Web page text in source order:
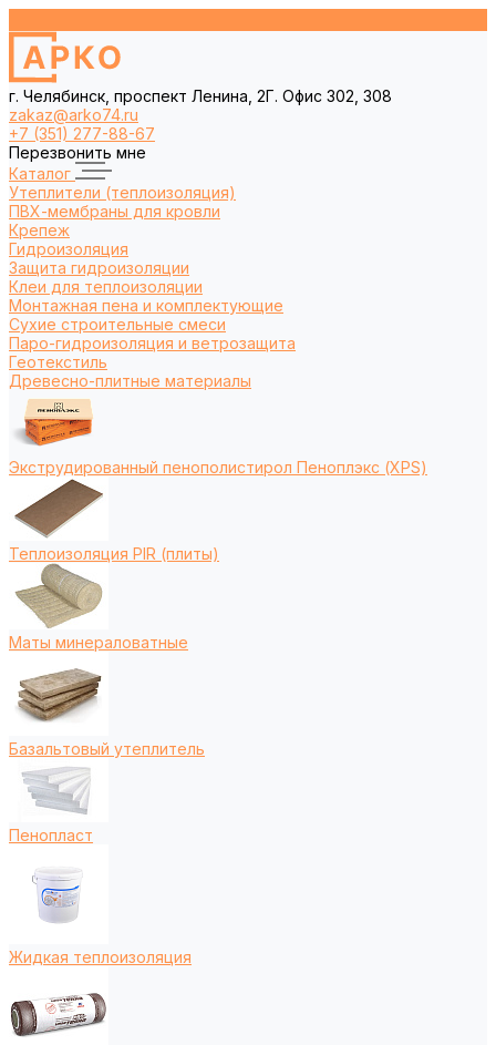
г. Челябинск, проспект Ленина, 2Г. Офис 302, 308
zakaz@arko74.ru
+7 (351) 277-88-67
Перезвонить мне
Каталог
Утеплители (теплоизоляция)
ПВХ-мембраны для кровли
Крепеж
Гидроизоляция
Защита гидроизоляции
Клеи для теплоизоляции
Монтажная пена и комплектующие
Сухие строительные смеси
Паро-гидроизоляция и ветрозащита
Геотекстиль
Древесно-плитные материалы
Экструдированный пенополистирол Пеноплэкс (XPS)
Теплоизоляция PIR (плиты)
Маты минераловатные
Базальтовый утеплитель
Пенопласт
Жидкая теплоизоляция